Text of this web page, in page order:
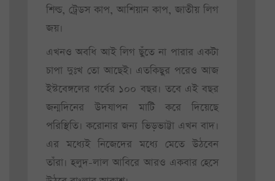
শিল্ড, ট্রেডস কাপ, আশিয়ান কাপ, জাতীয় লিগ
জয়।
এখনও অবধি আই লিগ ছুঁতে না পারার একটা
চাপা দুঃখ তো আছেই। এতকিছুর পরেও আজ
ইস্টবেঙ্গলের গর্বের ১০০ বছর। তবে এই বছর
জন্মদিনের উদযাপন মাটি করে দিয়েছে
পরিস্থিতি। করোনার জন্য ভিড়ভাট্টা এখন বাদ।
এর মধ্যেই নিজেদের মধ্যে মেতে উঠবেন
তাঁরা। হলুদ-লাল আবিরে আরও একবার হেসে